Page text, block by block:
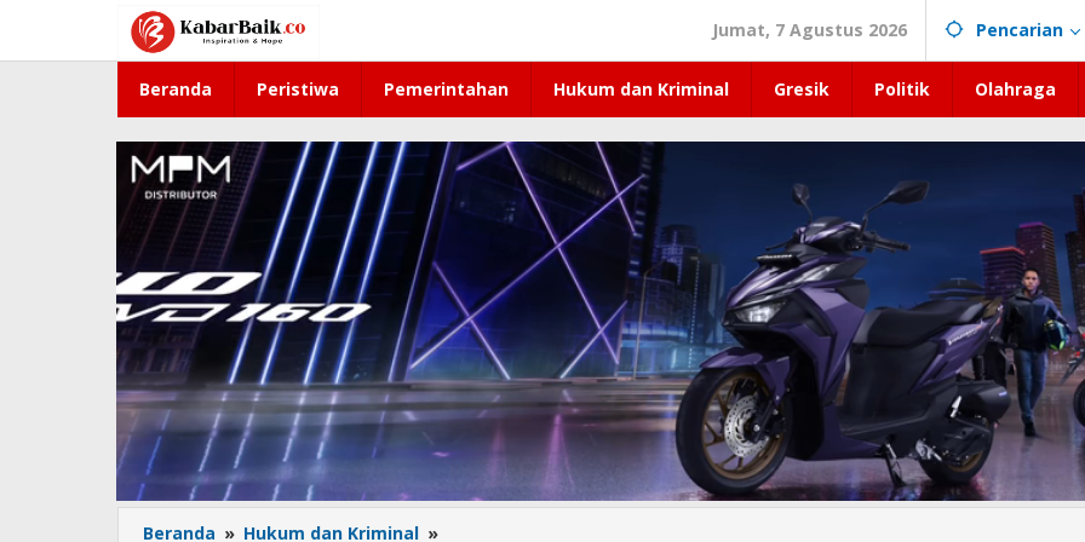
konten
Jumat, 7 Agustus 2026 Pencarian
Beranda Peristiwa Pemerintahan Hukum dan Kriminal Gresik Politik Olahraga
Beranda » Hukum dan Kriminal »